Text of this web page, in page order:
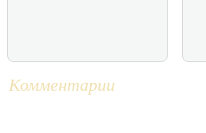
Комментарии